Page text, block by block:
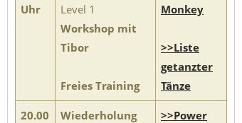
Uhr
Level 1
Workshop mit
Tibor
Freies Training
Monkey
>>Liste
getanzter
Tänze
20.00
Wiederholung
>>Power